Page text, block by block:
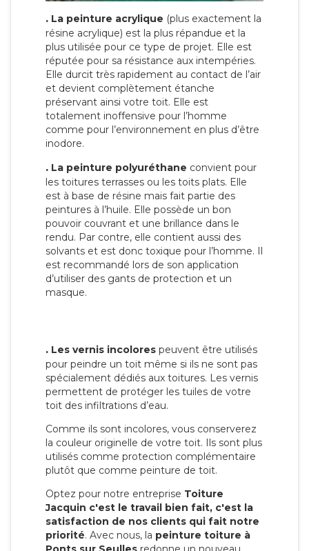
. La peinture acrylique (plus exactement la
résine acrylique) est la plus répandue et la
plus utilisée pour ce type de projet. Elle est
réputée pour sa résistance aux intempéries.
Elle durcit très rapidement au contact de l’air
et devient complètement étanche
préservant ainsi votre toit. Elle est
totalement inoffensive pour l’homme
comme pour l’environnement en plus d’être
inodore.
. La peinture polyuréthane convient pour
les toitures terrasses ou les toits plats. Elle
est à base de résine mais fait partie des
peintures à l’huile. Elle possède un bon
pouvoir couvrant et une brillance dans le
rendu. Par contre, elle contient aussi des
solvants et est donc toxique pour l’homme. Il
est recommandé lors de son application
d’utiliser des gants de protection et un
masque.
. Les vernis incolores peuvent être utilisés
pour peindre un toit même si ils ne sont pas
spécialement dédiés aux toitures. Les vernis
permettent de protéger les tuiles de votre
toit des infiltrations d’eau.
Comme ils sont incolores, vous conserverez
la couleur originelle de votre toit. Ils sont plus
utilisés comme protection complémentaire
plutôt que comme peinture de toit.
Optez pour notre entreprise Toiture
Jacquin c'est le travail bien fait, c'est la
satisfaction de nos clients qui fait notre
priorité. Avec nous, la peinture toiture à